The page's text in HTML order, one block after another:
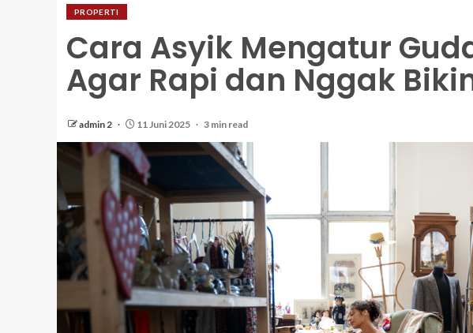
PROPERTI
Cara Asyik Mengatur
Agar Rapi dan Nggak
admin 2 11 Juni 2025 3 min read